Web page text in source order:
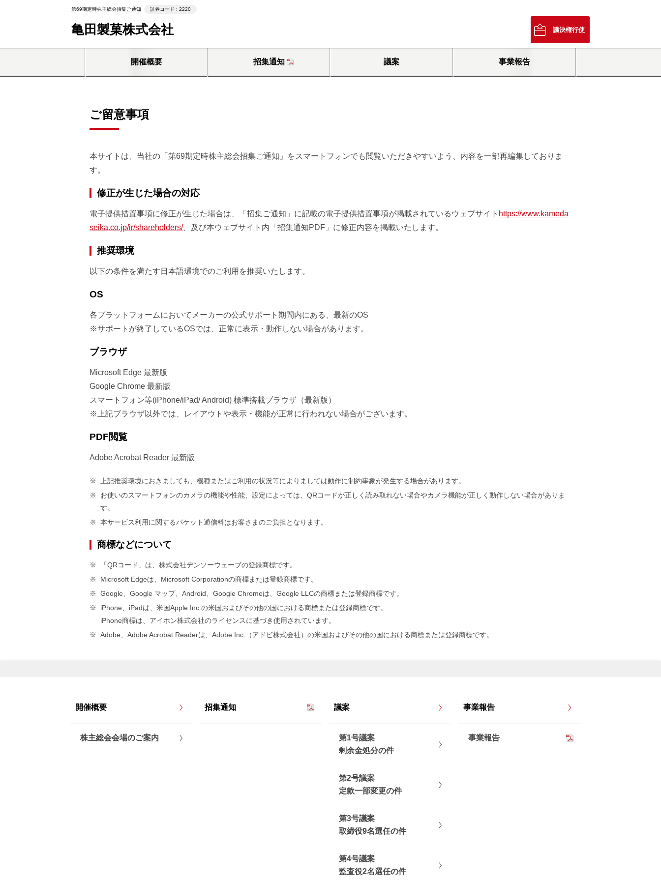
第69期定時株主総会招集ご通知 証券コード : 2220
亀田製菓株式会社 議決権行使
開催概要 招集通知 議案 事業報告
ご留意事項
本サイトは、当社の「第69期定時株主総会招集ご通知」をスマートフォンでも閲覧いただきやすいよう、内容を一部再編集しておりま
す。
修正が生じた場合の対応
電子提供措置事項に修正が生じた場合は、「招集ご通知」に記載の電子提供措置事項が掲載されているウェブサイト https://www.kameda
seika.co.jp/ir/shareholders/、及び本ウェブサイト内「招集通知PDF」に修正内容を掲載いたします。
推奨環境
以下の条件を満たす日本語環境でのご利用を推奨いたします。
OS
各プラットフォームにおいてメーカーの公式サポート期間内にある、最新のOS
※サポートが終了しているOSでは、正常に表示・動作しない場合があります。
ブラウザ
Microsoft Edge 最新版
Google Chrome 最新版
スマートフォン等(iPhone/iPad/ Android) 標準搭載ブラウザ（最新版）
※上記ブラウザ以外では、レイアウトや表示・機能が正常に行われない場合がございます。
PDF閲覧
Adobe Acrobat Reader 最新版
※
上記推奨環境におきましても、機種またはご利用の状況等によりましては動作に制約事象が発生する場合があります。
※
お使いのスマートフォンのカメラの機能や性能、設定によっては、QRコードが正しく読み取れない場合やカメラ機能が正しく動作しない場合がありま
す。
※
本サービス利用に関するパケット通信料はお客さまのご負担となります。
商標などについて
※
「QRコード」は、株式会社デンソーウェーブの登録商標です。
※
Microsoft Edgeは、Microsoft Corporationの商標または登録商標です。
※
Google、Google マップ、Android、Google Chromeは、Google LLCの商標または登録商標です。
※
iPhone、iPadは、米国Apple Inc.の米国およびその他の国における商標または登録商標です。
iPhone商標は、アイホン株式会社のライセンスに基づき使用されています。
※
Adobe、Adobe Acrobat Readerは、Adobe Inc.（アドビ株式会社）の米国およびその他の国における商標または登録商標です。
開催概要
株主総会会場のご案内
招集通知 議案
第1号議案
剰余⾦処分の件
第2号議案
定款⼀部変更の件
第3号議案
取締役9名選任の件
第4号議案
監査役2名選任の件
事業報告
事業報告